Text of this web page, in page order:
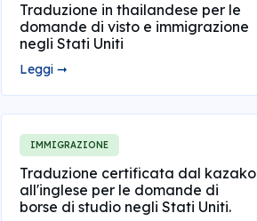
Traduzione in thailandese per le
domande di visto e immigrazione
negli Stati Uniti
Leggi ➞
IMMIGRAZIONE
Traduzione certificata dal kazako
all'inglese per le domande di
borse di studio negli Stati Uniti.